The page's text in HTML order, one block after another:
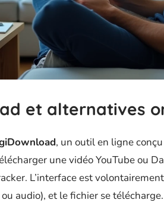
et alternatives
, un outil en ligne
une vidéo YouTube ou
L’interface est
audio), et le fichier se télécharge.